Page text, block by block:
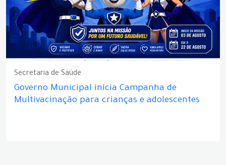
Secretaria de Saúde
Governo Municipal inicia Campanha de
Multivacinação para crianças e adolescentes